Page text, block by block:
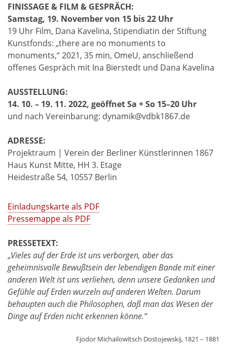
FINISSAGE & FILM & GESPRÄCH:
Samstag, 19. November von 15 bis 22 Uhr
19 Uhr Film, Dana Kavelina, Stipendiatin der Stiftung
Kunstfonds: „there are no monuments to
monuments,“ 2021, 35 min, OmeU, anschließend
offenes Gespräch mit Ina Bierstedt und Dana Kavelina
AUSSTELLUNG:
14. 10. – 19. 11. 2022, geöffnet Sa + So 15–20 Uhr
und nach Vereinbarung: dynamik@vdbk1867.de
ADRESSE:
Projektraum | Verein der Berliner Künstlerinnen 1867
Haus Kunst Mitte, HH 3. Etage
Heidestraße 54, 10557 Berlin
Einladungskarte als PDF
Pressemappe als PDF
PRESSETEXT:
„Vieles auf der Erde ist uns verborgen, aber das
geheimnisvolle Bewußtsein der lebendigen Bande mit einer
anderen Welt ist uns verliehen, denn unsere Gedanken und
Gefühle auf Erden wurzeln auf anderen Welten. Darum
behaupten auch die Philosophen, daß man das Wesen der
Dinge auf Erden nicht erkennen könne.“
Fjodor Michailowitsch Dostojewskij, 1821 – 1881